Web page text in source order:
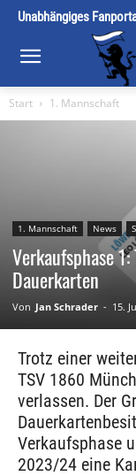
Unabhängiges
Start 1. Mannschaft
1. Mannschaft News
Verkaufsphase
Dauerkarten
Von Jan Schrader - 15.
Trotz einer
TSV 1860
verlassen. Der
Verkaufsphase
2023/24 eine